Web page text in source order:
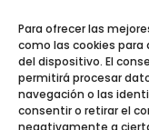
Para ofrecer las
como las cookies
del dispositivo. El
permitirá procesar
navegación o las
consentir o retirar el
negativamente a
Terapia
Psicología